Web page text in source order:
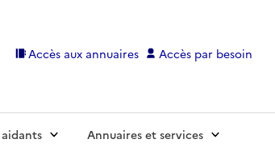
Accès aux annuaires Accès par besoin
Annuaires et services